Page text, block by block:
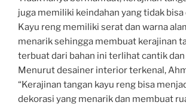
juga memiliki keindahan yang tidak bisa
Kayu reng memiliki serat dan warna
menarik sehingga membuat kerajinan
terbuat dari bahan ini terlihat cantik
Menurut desainer interior terkenal,
“Kerajinan tangan kayu reng bisa
dekorasi yang menarik dan membuat